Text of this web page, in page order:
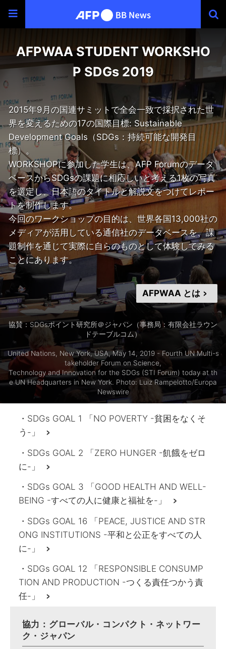
AFPWAA STUDENT WORKSHO
P SDGs 2019
2015年9月の国連サミットで全会一致で採択された世
界を変えるための17の国際目標: Sustainable
Development Goals（SDGs：持続可能な開発目
標）。
WORKSHOPに参加した学生は、AFP Forumのデータ
ベースからSDGsの課題に相応しいと考える1枚の写真
を選定し、日本語のタイトルと解説文をつけてレポー
トを制作します。
今回のワークショップの目的は、世界各国13,000社の
メディアが活用している通信社のデータベースを、課
題制作を通じて実際に自らのものとして体験してみる
ことにあります。
AFPWAA とは >
協賛：SDGsポイント研究所＠ジャパン（事務局：有限会社ラウン
ドテーブルコム）
United Nations, New York, USA, May 14, 2019 - Fourth UN Multi-s
takeholder Forum on Science,
Technology and Innovation for the SDGs (STI Forum) today at th
e UN Headquarters in New York. Photo: Luiz Rampelotto/Europa
Newswire
・SDGs GOAL 1 「NO POVERTY -貧困をなくそ
う-」
>
・SDGs GOAL 2 「ZERO HUNGER -飢餓をゼロ
に-」
>
・SDGs GOAL 3 「GOOD HEALTH AND WELL-
BEING -すべての人に健康と福祉を-」
>
・SDGs GOAL 16 「PEACE, JUSTICE AND STR
ONG INSTITUTIONS -平和と公正をすべての人
に-」
>
・SDGs GOAL 12 「RESPONSIBLE CONSUMP
TION AND PRODUCTION -つくる責任つかう責
任-」
>
協力：グローバル・コンパクト・ネットワー
ク・ジャパン